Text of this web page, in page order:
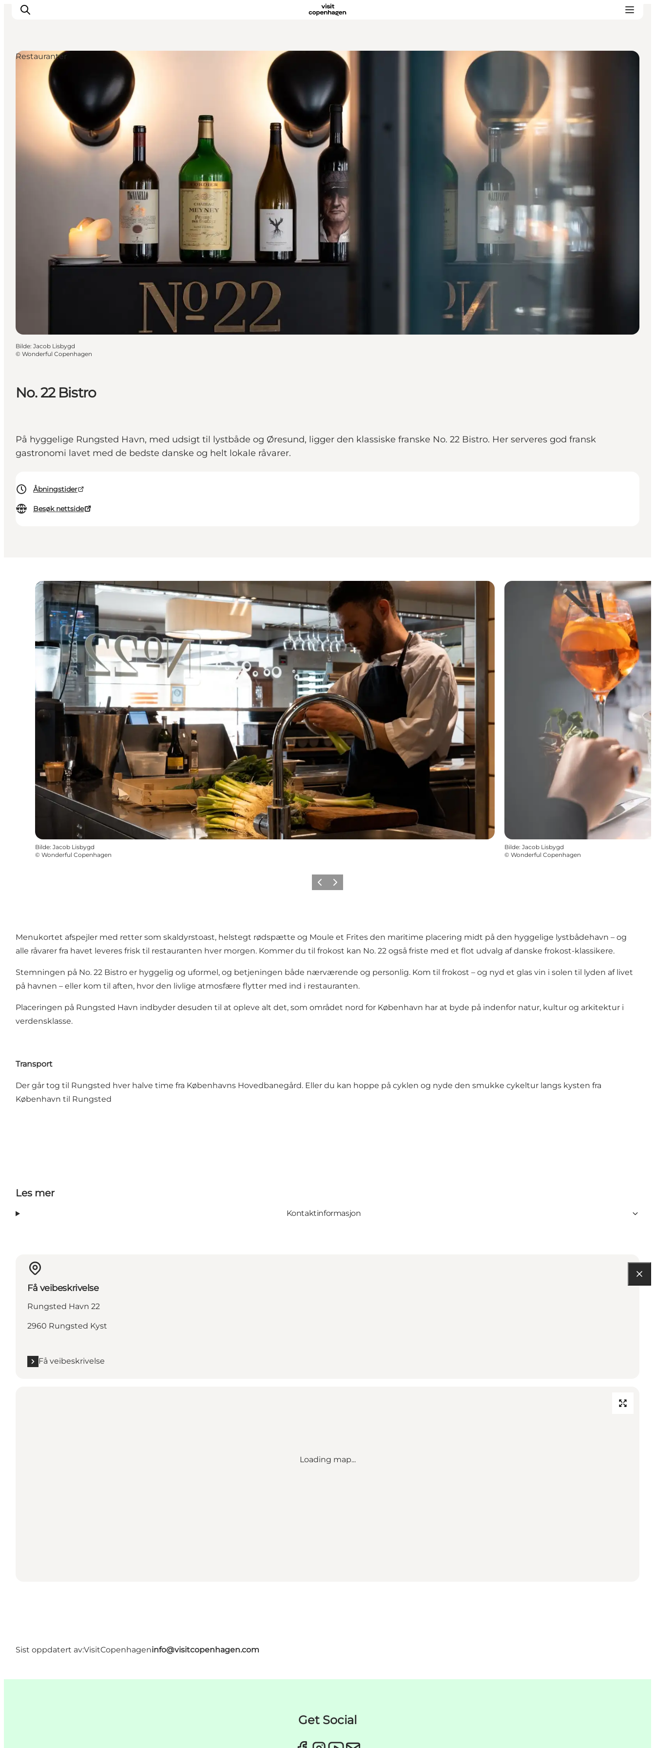
Aktiviteter
Spise og drikke
Planlegg turen din
No. 22 Bistro
På hyggelige Rungsted Havn, med udsigt til lystbåde og Øresund, ligger den klassiske franske No. 22 Bistro. Her serveres god fransk
gastronomi lavet med de bedste danske og helt lokale råvarer.
Åbningstider
Besøk nettside
Restauranter
Bilde: Jacob Lisbygd
© Wonderful Copenhagen
Bilde: Jacob Lisbygd
© Wonderful Copenhagen
Bilde: Jacob Lisbygd
© Wonderful Copenhagen
ForrigeNeste
Menukortet afspejler med retter som skaldyrstoast, helstegt rødspætte og Moule et Frites den maritime placering midt på den hyggelige lystbådehavn – og
alle råvarer fra havet leveres frisk til restauranten hver morgen. Kommer du til frokost kan No. 22 også friste med et flot udvalg af danske frokost-klassikere.
Stemningen på No. 22 Bistro er hyggelig og uformel, og betjeningen både nærværende og personlig. Kom til frokost – og nyd et glas vin i solen til lyden af livet
på havnen – eller kom til aften, hvor den livlige atmosfære flytter med ind i restauranten.
Placeringen på Rungsted Havn indbyder desuden til at opleve alt det, som området nord for København har at byde på indenfor natur, kultur og arkitektur i
verdensklasse.
Transport
Der går tog til Rungsted hver halve time fra Københavns Hovedbanegård. Eller du kan hoppe på cyklen og nyde den smukke cykeltur langs kysten fra
København til Rungsted
Les mer
Kontaktinformasjon
Få veibeskrivelse
Rungsted Havn 22
2960 Rungsted Kyst
Få veibeskrivelse
Loading map...
Sist oppdatert av:VisitCopenhageninfo@visitcopenhagen.com
Get Social